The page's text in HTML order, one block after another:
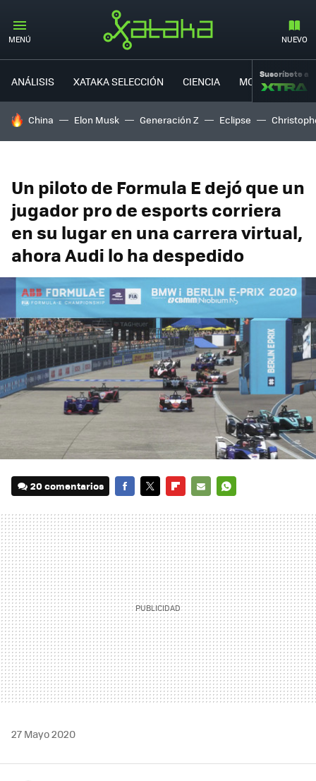
MENÚ NUEVO
ANÁLISIS XATAKA SELECCIÓN CIENCIA MOVILIDAD
Suscríbete a
HOY SE HABLA DE
China Elon Musk Generación Z Eclipse
Un piloto de Formula E dejó que un
jugador pro de esports corriera
en su lugar en una carrera virtual,
ahora Audi lo ha despedido
20 comentarios
MAIL
27 Mayo 2020